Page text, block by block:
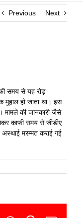
Previous Next
समय से यह रोड़
मुहाल हो जाता था। इस
मामले की जानकारी जैसे
काफी समय से जीडीए
अस्थाई मरम्मत कराई गई